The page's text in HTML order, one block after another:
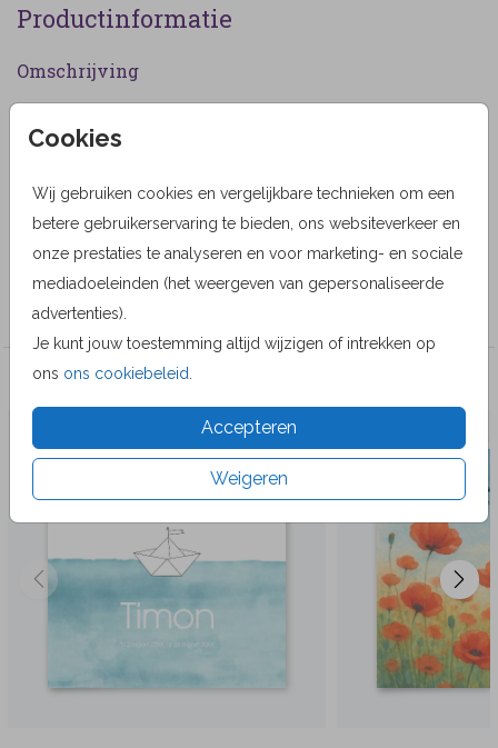
Cookies
Wij gebruiken cookies en vergelijkbare technieken om een
betere gebruikerservaring te bieden, ons websiteverkeer en
onze prestaties te analyseren en voor marketing- en sociale
mediadoeleinden (het weergeven van gepersonaliseerde
advertenties).
Je kunt jouw toestemming altijd wijzigen of intrekken op
ons ons cookiebeleid
Accepteren
Weigeren
Productinformatie
Omschrijving
achtergrond en meerdere foto vlakken. met
Designer
Alma Langerak
Collectie
Veel gekozen producten